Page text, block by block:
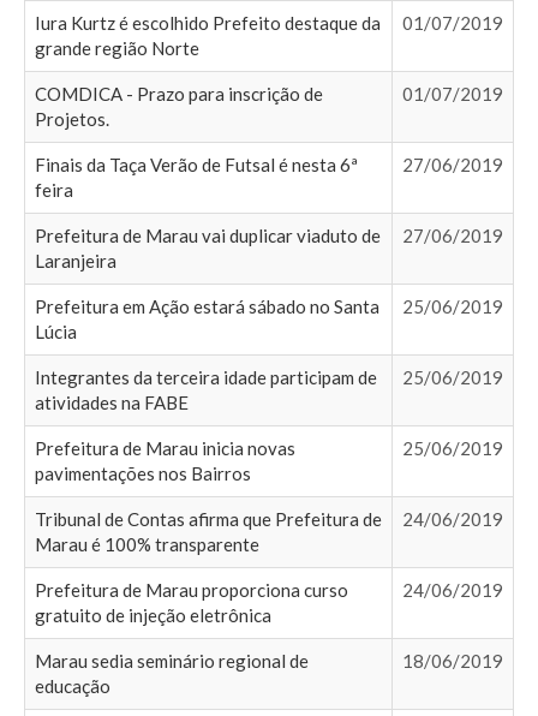
Iura Kurtz é escolhido Prefeito destaque da
grande região Norte
01/07/2019
COMDICA - Prazo para inscrição de
Projetos.
01/07/2019
Finais da Taça Verão de Futsal é nesta 6ª
feira
27/06/2019
Prefeitura de Marau vai duplicar viaduto de
Laranjeira
27/06/2019
Prefeitura em Ação estará sábado no Santa
Lúcia
25/06/2019
Integrantes da terceira idade participam de
atividades na FABE
25/06/2019
Prefeitura de Marau inicia novas
pavimentações nos Bairros
25/06/2019
Tribunal de Contas afirma que Prefeitura de
Marau é 100% transparente
24/06/2019
Prefeitura de Marau proporciona curso
gratuito de injeção eletrônica
24/06/2019
Marau sedia seminário regional de
educação
18/06/2019